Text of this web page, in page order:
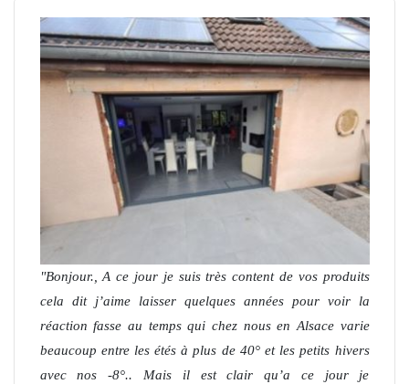
Bonjour., A ce jour je suis très content de vos produits
cela dit j’aime laisser quelques années pour voir la
réaction fasse au temps qui chez nous en Alsace varie
beaucoup entre les étés à plus de 40° et les petits hivers
avec nos -8°.. Mais il est clair qu’a ce jour je